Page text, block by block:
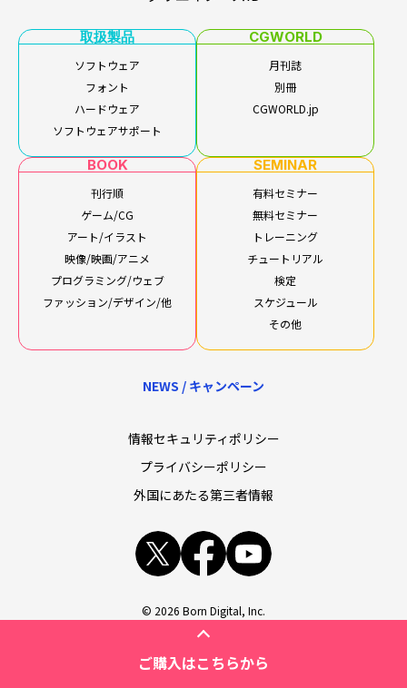
ご購入はこちらから
取扱製品
ソフトウェア
フォント
ハードウェア
ソフトウェアサポート
CGWORLD
月刊誌
別冊
CGWORLD.jp
BOOK
刊行順
ゲーム/CG
アート/イラスト
映像/映画/アニメ
プログラミング/ウェブ
ファッション/デザイン/他
SEMINAR
有料セミナー
無料セミナー
トレーニング
チュートリアル
検定
スケジュール
その他
NEWS / キャンペーン
情報セキュリティポリシー
プライバシーポリシー
外国にあたる第三者情報
x facebook
© 2026 Born Digital, Inc.